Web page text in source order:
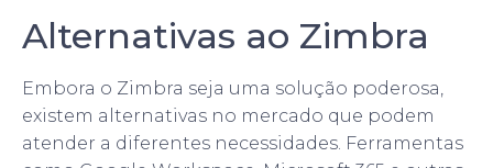
Alternativas ao Zimbra
Embora o Zimbra seja uma solução poderosa,
existem alternativas no mercado que podem
atender a diferentes necessidades. Ferramentas